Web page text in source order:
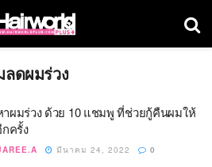
ลดผมร่วง
ผมร่วง ด้วย 10 แชมพู ที่ช่วยกู้คืนผมให้
ครั้ง
มีนาคม 24, 2022 0